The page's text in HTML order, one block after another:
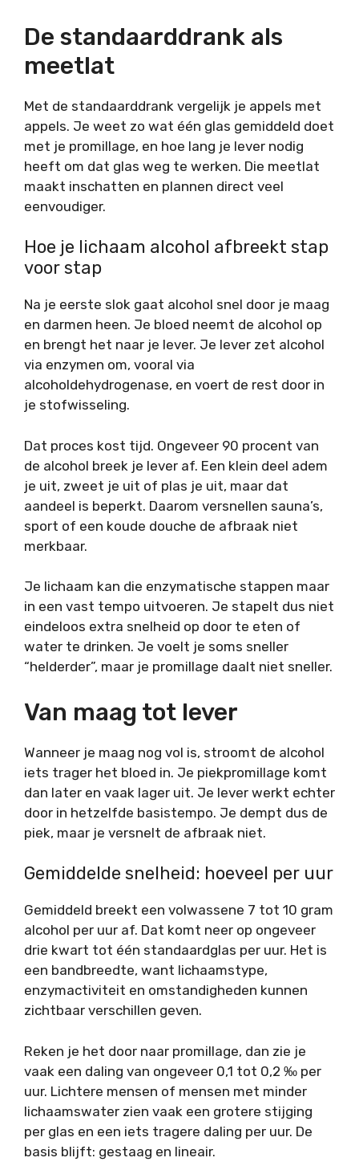
De standaarddrank als
meetlat
Met de standaarddrank vergelijk je appels met
appels. Je weet zo wat één glas gemiddeld doet
met je promillage, en hoe lang je lever nodig
heeft om dat glas weg te werken. Die meetlat
maakt inschatten en plannen direct veel
eenvoudiger.
Hoe je lichaam alcohol afbreekt stap
voor stap
Na je eerste slok gaat alcohol snel door je maag
en darmen heen. Je bloed neemt de alcohol op
en brengt het naar je lever. Je lever zet alcohol
via enzymen om, vooral via
alcoholdehydrogenase, en voert de rest door in
je stofwisseling.
Dat proces kost tijd. Ongeveer 90 procent van
de alcohol breek je lever af. Een klein deel adem
je uit, zweet je uit of plas je uit, maar dat
aandeel is beperkt. Daarom versnellen sauna’s,
sport of een koude douche de afbraak niet
merkbaar.
Je lichaam kan die enzymatische stappen maar
in een vast tempo uitvoeren. Je stapelt dus niet
eindeloos extra snelheid op door te eten of
water te drinken. Je voelt je soms sneller
“helderder”, maar je promillage daalt niet sneller.
Van maag tot lever
Wanneer je maag nog vol is, stroomt de alcohol
iets trager het bloed in. Je piekpromillage komt
dan later en vaak lager uit. Je lever werkt echter
door in hetzelfde basistempo. Je dempt dus de
piek, maar je versnelt de afbraak niet.
Gemiddelde snelheid: hoeveel per uur
Gemiddeld breekt een volwassene 7 tot 10 gram
alcohol per uur af. Dat komt neer op ongeveer
drie kwart tot één standaardglas per uur. Het is
een bandbreedte, want lichaamstype,
enzymactiviteit en omstandigheden kunnen
zichtbaar verschillen geven.
Reken je het door naar promillage, dan zie je
vaak een daling van ongeveer 0,1 tot 0,2 ‰ per
uur. Lichtere mensen of mensen met minder
lichaamswater zien vaak een grotere stijging
per glas en een iets tragere daling per uur. De
basis blijft: gestaag en lineair.